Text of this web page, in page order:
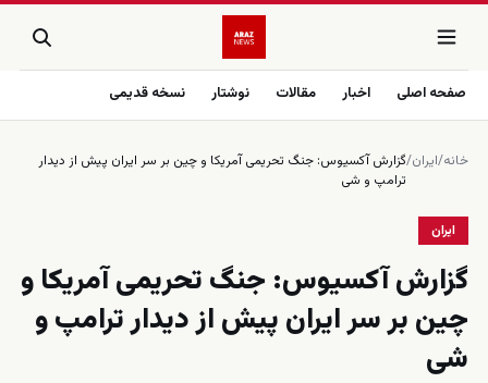
صفحه اصلی اخبار مقالات نوشتار نسخه قدیمی
خانه/ایران/گزارش آکسیوس: جنگ تحریمی آمریکا و چین بر سر ایران پیش از دیدار
ترامپ و شی
ایران
گزارش آکسیوس: جنگ تحریمی آمریکا و
چین بر سر ایران پیش از دیدار ترامپ و
شی